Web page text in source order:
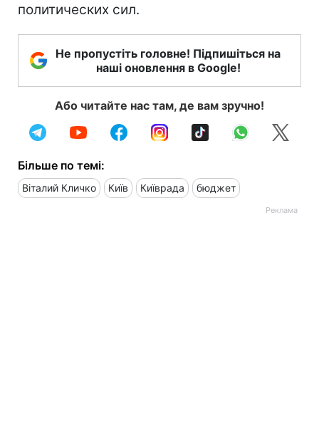
политических сил.
Не пропустіть головне! Підпишіться на
наші оновлення в Google!
Або читайте нас там, де вам зручно!
Більше по темі:
Віталий Кличко Київ Київрада бюджет